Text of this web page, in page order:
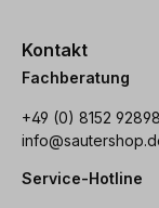
Kontakt
Fachberatung
+49 (0) 8152
Service-Hotline